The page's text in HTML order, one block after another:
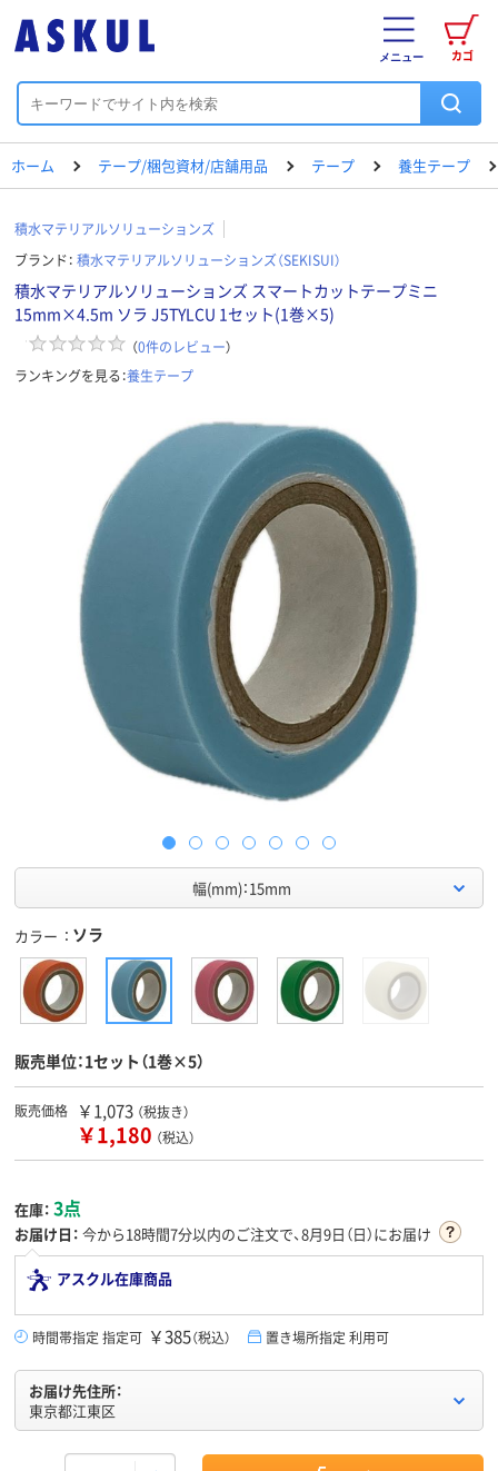
カゴ
メニュー
ホーム テープ/梱包資材/店舗用品 テープ 養生テープ
積水マテリアルソリューションズ
ブランド： 積水マテリアルソリューションズ（SEKISUI）
積水マテリアルソリューションズ スマートカットテープミニ
15mm×4.5m ソラ J5TYLCU 1セット(1巻×5)
（0件のレビュー）
ランキングを見る：養生テープ
幅(mm)：15mm
カラー ソラ
販売単位：1セット（1巻×5）
販売価格 ￥1,073 （税抜き）
￥1,180 （税込）
在庫： 3点
お届け日： 今から18時間7分以内のご注文で、8月9日（日）にお届け
アスクル在庫商品
時間帯指定 指定可 ￥385（税込） 置き場所指定 利用可
お届け先住所：
東京都江東区